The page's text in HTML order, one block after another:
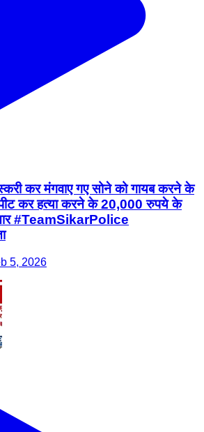
कर मंगवाए गए सोने को गायब करने के
कर हत्या करने के 20,000 रुपये के
#TeamSikarPolice
5, 2026